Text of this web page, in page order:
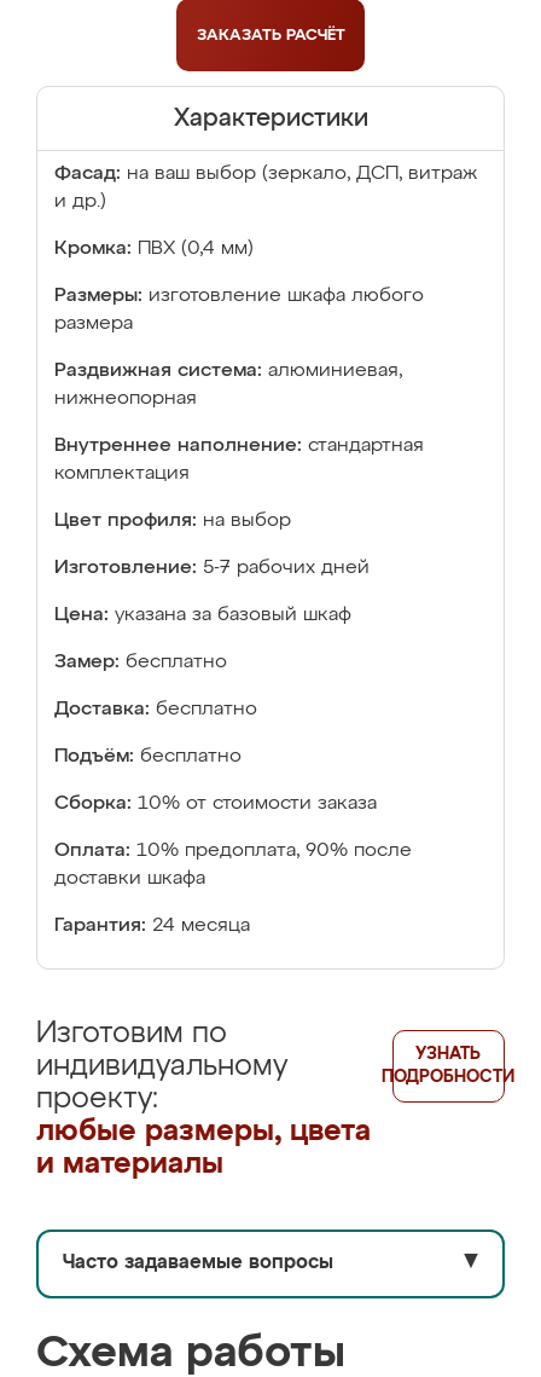
ЗАКАЗАТЬ РАСЧЁТ
Характеристики
Фасад: на ваш выбор (зеркало, ДСП, витраж
и др.)
Кромка: ПВХ (0,4 мм)
Размеры: изготовление шкафа любого
размера
Раздвижная система: алюминиевая,
нижнеопорная
Внутреннее наполнение: стандартная
комплектация
Цвет профиля: на выбор
Изготовление: 5-7 рабочих дней
Цена: указана за базовый шкаф
Замер: бесплатно
Доставка: бесплатно
Подъём: бесплатно
Сборка: 10% от стоимости заказа
Оплата: 10% предоплата, 90% после
доставки шкафа
Гарантия: 24 месяца
Изготовим по
индивидуальному
проекту:
любые размеры, цвета
и материалы
УЗНАТЬ
ПОДРОБНОСТИ
Часто задаваемые вопросы ▼
Схема работы